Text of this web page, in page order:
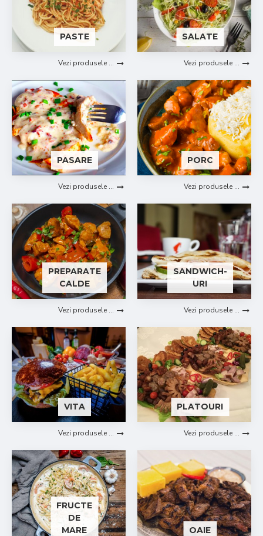
PASTE
Vezi produsele ...
SALATE
Vezi produsele ...
PASARE
Vezi produsele ...
PORC
Vezi produsele ...
PREPARATE
CALDE
Vezi produsele ...
SANDWICH-
URI
Vezi produsele ...
VITA
Vezi produsele ...
PLATOURI
Vezi produsele ...
FRUCTE
DE
MARE
OAIE